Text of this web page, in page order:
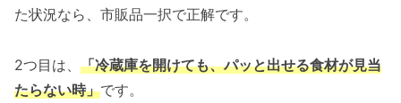
た状況なら、市販品一択で正解です。
2つ目は、 「冷蔵庫を開けても、パッと出せる食材が見当
たらない時」です。